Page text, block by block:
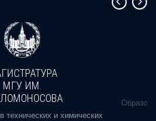
МГУ ИМ.
технических и химических